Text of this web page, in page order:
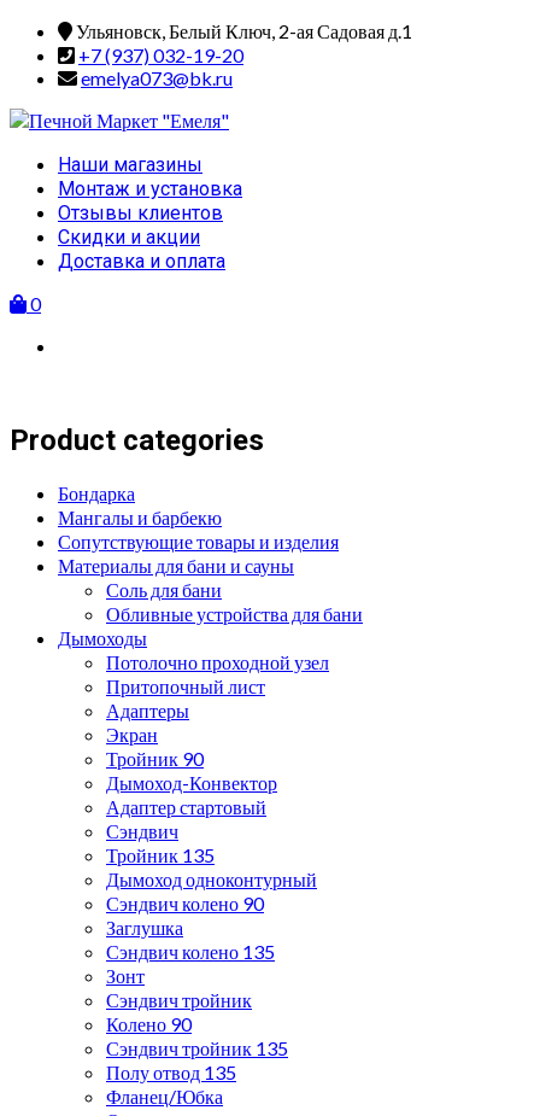
Skip
content
Ульяновск, Белый Ключ, 2-ая Садовая д.1
+7 (937) 032-19-20
emelya073@bk.ru
Primary
Menu
Наши магазины
Монтаж и установка
Отзывы клиентов
Скидки и акции
Доставка и оплата
0
Product categories
Бондарка
Мангалы и барбекю
Сопутствующие товары и изделия
Материалы для бани и сауны
Соль для бани
Обливные устройства для бани
Дымоходы
Потолочно проходной узел
Притопочный лист
Адаптеры
Экран
Тройник 90
Дымоход-Конвектор
Адаптер стартовый
Сэндвич
Тройник 135
Дымоход одноконтурный
Сэндвич колено 90
Заглушка
Сэндвич колено 135
Зонт
Сэндвич тройник
Колено 90
Сэндвич тройник 135
Полу отвод 135
Фланец/Юбка